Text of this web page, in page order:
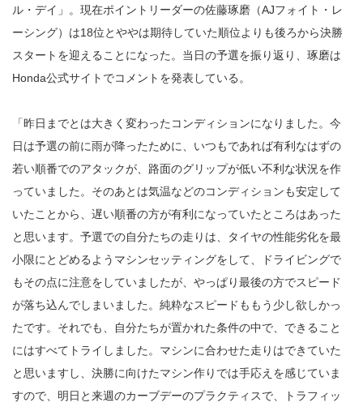
ル・デイ」。現在ポイントリーダーの佐藤琢磨（AJフォイト・レ
ーシング）は18位とややは期待していた順位よりも後ろから決勝
スタートを迎えることになった。当日の予選を振り返り、琢磨は
Honda公式サイトでコメントを発表している。
「昨日までとは大きく変わったコンディションになりました。今
日は予選の前に雨が降ったために、いつもであれば有利なはずの
若い順番でのアタックが、路面のグリップが低い不利な状況を作
っていました。そのあとは気温などのコンディションも安定して
いたことから、遅い順番の方が有利になっていたところはあった
と思います。予選での自分たちの走りは、タイヤの性能劣化を最
小限にとどめるようマシンセッティングをして、ドライビングで
もその点に注意をしていましたが、やっぱり最後の方でスピード
が落ち込んでしまいました。純粋なスピードももう少し欲しかっ
たです。それでも、自分たちが置かれた条件の中で、できること
にはすべてトライしました。マシンに合わせた走りはできていた
と思いますし、決勝に向けたマシン作りでは手応えを感じていま
すので、明日と来週のカーブデーのプラクティスで、トラフィッ